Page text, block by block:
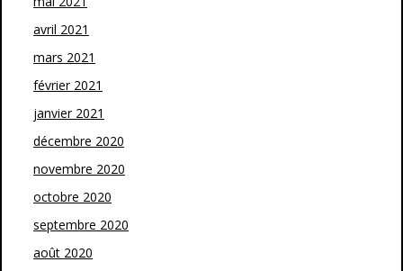
avril 2021
mars 2021
février 2021
janvier 2021
décembre 2020
novembre 2020
octobre 2020
septembre 2020
août 2020